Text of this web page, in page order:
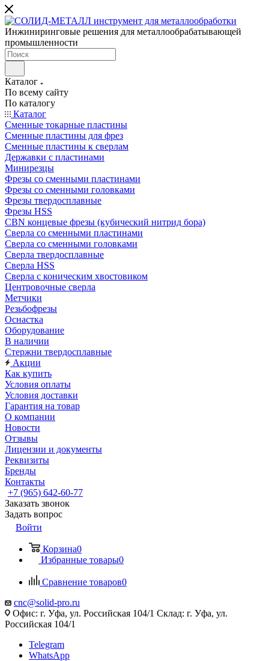
Инжиниринговые решения для металлообрабатывающей
промышленности
Каталог
По всему сайту
По каталогу
Каталог
Сменные токарные пластины
Сменные пластины для фрез
Сменные пластины к сверлам
Державки с пластинами
Минирезцы
Фрезы со сменными пластинами
Фрезы со сменными головками
Фрезы твердосплавные
Фрезы HSS
CBN концевые фрезы (кубический нитрид бора)
Сверла со сменными пластинами
Сверла со сменными головками
Сверла твердосплавные
Сверла HSS
Сверла с коническим хвостовиком
Центровочные сверла
Метчики
Резьбофрезы
Оснастка
Оборудование
В наличии
Стержни твердосплавные
Акции
Как купить
Условия оплаты
Условия доставки
Гарантия на товар
О компании
Новости
Отзывы
Лицензии и документы
Реквизиты
Бренды
Контакты
+7 (965) 642-60-77
Заказать звонок
Задать вопрос
Войти
Корзина0
Избранные товары0
Сравнение товаров0
cnc@solid-pro.ru
Офис: г. Уфа, ул. Российская 104/1 Склад: г. Уфа, ул.
Российская 104/1
Telegram
WhatsApp